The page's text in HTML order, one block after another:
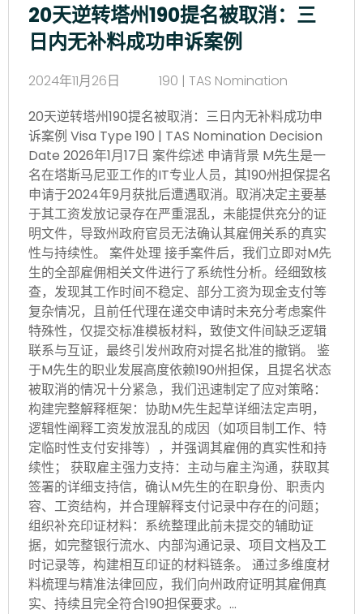
20天逆转塔州190提名被取消：三
日内无补料成功申诉案例
2024年11月26日
190 | TAS Nomination
20天逆转塔州190提名被取消：三日内无补料成功申
诉案例 Visa Type 190 | TAS Nomination Decision
Date 2026年1月17日 案件综述 申请背景 M先生是一
名在塔斯马尼亚工作的IT专业人员，其190州担保提名
申请于2024年9月获批后遭遇取消。取消决定主要基
于其工资发放记录存在严重混乱，未能提供充分的证
明文件，导致州政府官员无法确认其雇佣关系的真实
性与持续性。 案件处理 接手案件后，我们立即对M先
生的全部雇佣相关文件进行了系统性分析。经细致核
查，发现其工作时间不稳定、部分工资为现金支付等
复杂情况，且前任代理在递交申请时未充分考虑案件
特殊性，仅提交标准模板材料，致使文件间缺乏逻辑
联系与互证，最终引发州政府对提名批准的撤销。 鉴
于M先生的职业发展高度依赖190州担保，且提名状态
被取消的情况十分紧急，我们迅速制定了应对策略：
构建完整解释框架：协助M先生起草详细法定声明，
逻辑性阐释工资发放混乱的成因（如项目制工作、特
定临时性支付安排等），并强调其雇佣的真实性和持
续性； 获取雇主强力支持：主动与雇主沟通，获取其
签署的详细支持信，确认M先生的在职身份、职责内
容、工资结构，并合理解释支付记录中存在的问题；
组织补充印证材料：系统整理此前未提交的辅助证
据，如完整银行流水、内部沟通记录、项目文档及工
时记录等，构建相互印证的材料链条。 通过多维度材
料梳理与精准法律回应，我们向州政府证明其雇佣真
实、持续且完全符合190担保要求。…